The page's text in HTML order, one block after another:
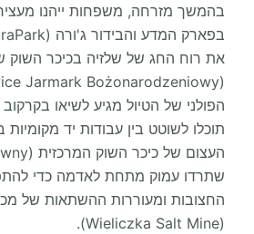
בהמשך מזרחה, משפחות ייהנו
את רוח החג של שלזיה בכיכר השוק
תוכלו לשוטט בין עבודות יד
שתרדו עמוק מתחת לאדמה כדי
החצובות ומעוררות ההשתאות של
(Wieliczka Salt Mine).